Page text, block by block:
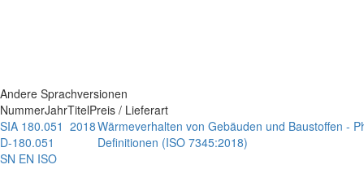
Andere Sprachversionen
NummerJahrTitelPreis / Lieferart
SIA 180.051
D-180.051
SN EN ISO
2018Wärmeverhalten von Gebäuden und Baustoffen -
Definitionen (ISO 7345:2018)